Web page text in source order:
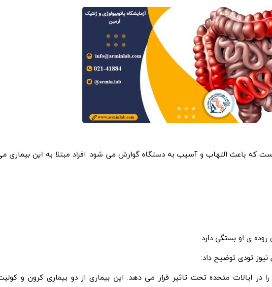
که باعث التهاب و آسیب به دستگاه گوارش می شود. افراد مبتلا به این بیماری
ی او بستگی دارد.
تودی توضیح داد:
نفر را در ایالات متحده تحت تاثیر قرار می دهد. این بیماری از دو بیماری کرون و